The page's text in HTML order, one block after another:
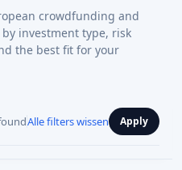
crowdfunding and
investment type, risk
the best fit for your
Alle filters wissen Apply